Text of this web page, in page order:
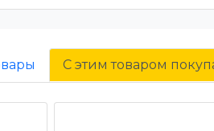
С этим товаром